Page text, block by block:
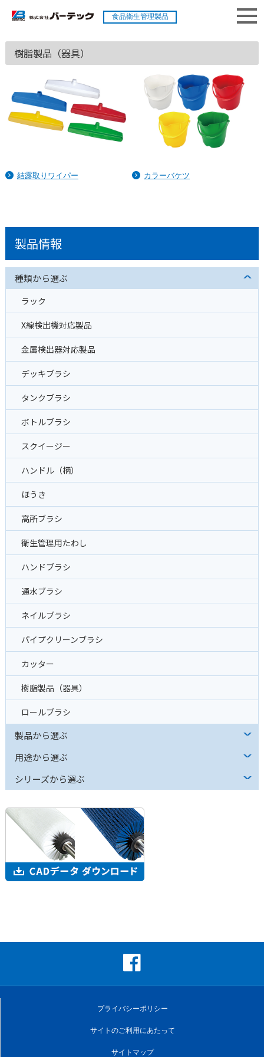
食品衛生管理製品
樹脂製品（器具）
結露取りワイパー カラーバケツ
製品情報
種類から選ぶ
ラック
X線検出機対応製品
金属検出器対応製品
デッキブラシ
タンクブラシ
ボトルブラシ
スクイージー
ハンドル（柄）
ほうき
高所ブラシ
衛生管理用たわし
ハンドブラシ
通水ブラシ
ネイルブラシ
パイプクリーンブラシ
カッター
樹脂製品（器具）
ロールブラシ
製品から選ぶ
用途から選ぶ
シリーズから選ぶ
プライバシーポリシー
サイトのご利用にあたって
サイトマップ